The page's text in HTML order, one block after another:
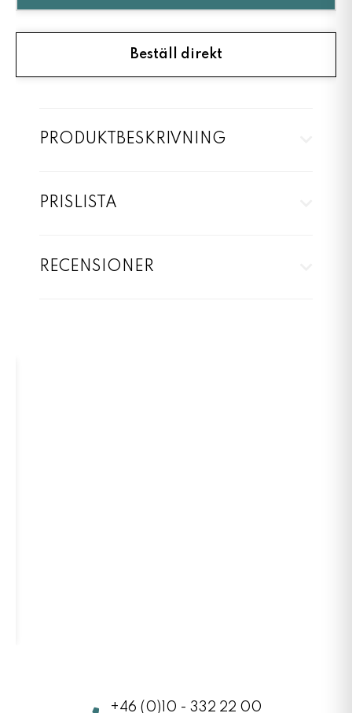
Beställ direkt
PRODUKTBESKRIVNING
PRISLISTA
RECENSIONER
+46 (0)10 - 332 22 00